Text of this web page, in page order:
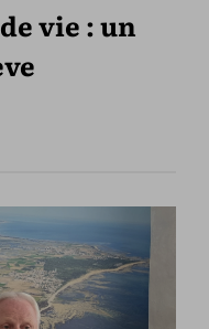
vie : un